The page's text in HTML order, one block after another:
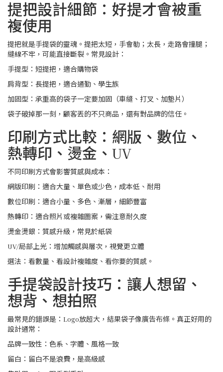
提把設計細節：好提才會被重
複使用
提把就是手提袋的靈魂。提把太短，手會勒；太長，走路會撞腿；
縫線不牢，可能直接斷裂。常見設計：
手提型：短提把，適合購物袋
肩背型：長提把，適合通勤、學生族
加固型：承重高的袋子一定要加固（車縫、打叉、加墊片）
袋子破掉那一刻，顧客丟的不只商品，還有對品牌的信任。
印刷方式比較：網版、數位、
熱轉印、燙金、UV
不同印刷方式會影響質感與成本：
網版印刷：適合大量、單色或少色，成本低、耐用
數位印刷：適合小量、多色、漸層，細節豐富
熱轉印：適合照片或複雜圖案，需注意耐久度
燙金燙銀：質感升級，常見於紙袋
UV/局部上光：增加觸感與層次，視覺更立體
選法：看數量、看設計複雜度、看你要的質感。
手提袋設計技巧：讓人想留、
想背、想拍照
最常見的錯誤是：Logo放超大，結果袋子像廣告布條。真正好用的
設計通常：
品牌一致性：色系、字體、風格一致
留白：留白不是浪費，是高級感